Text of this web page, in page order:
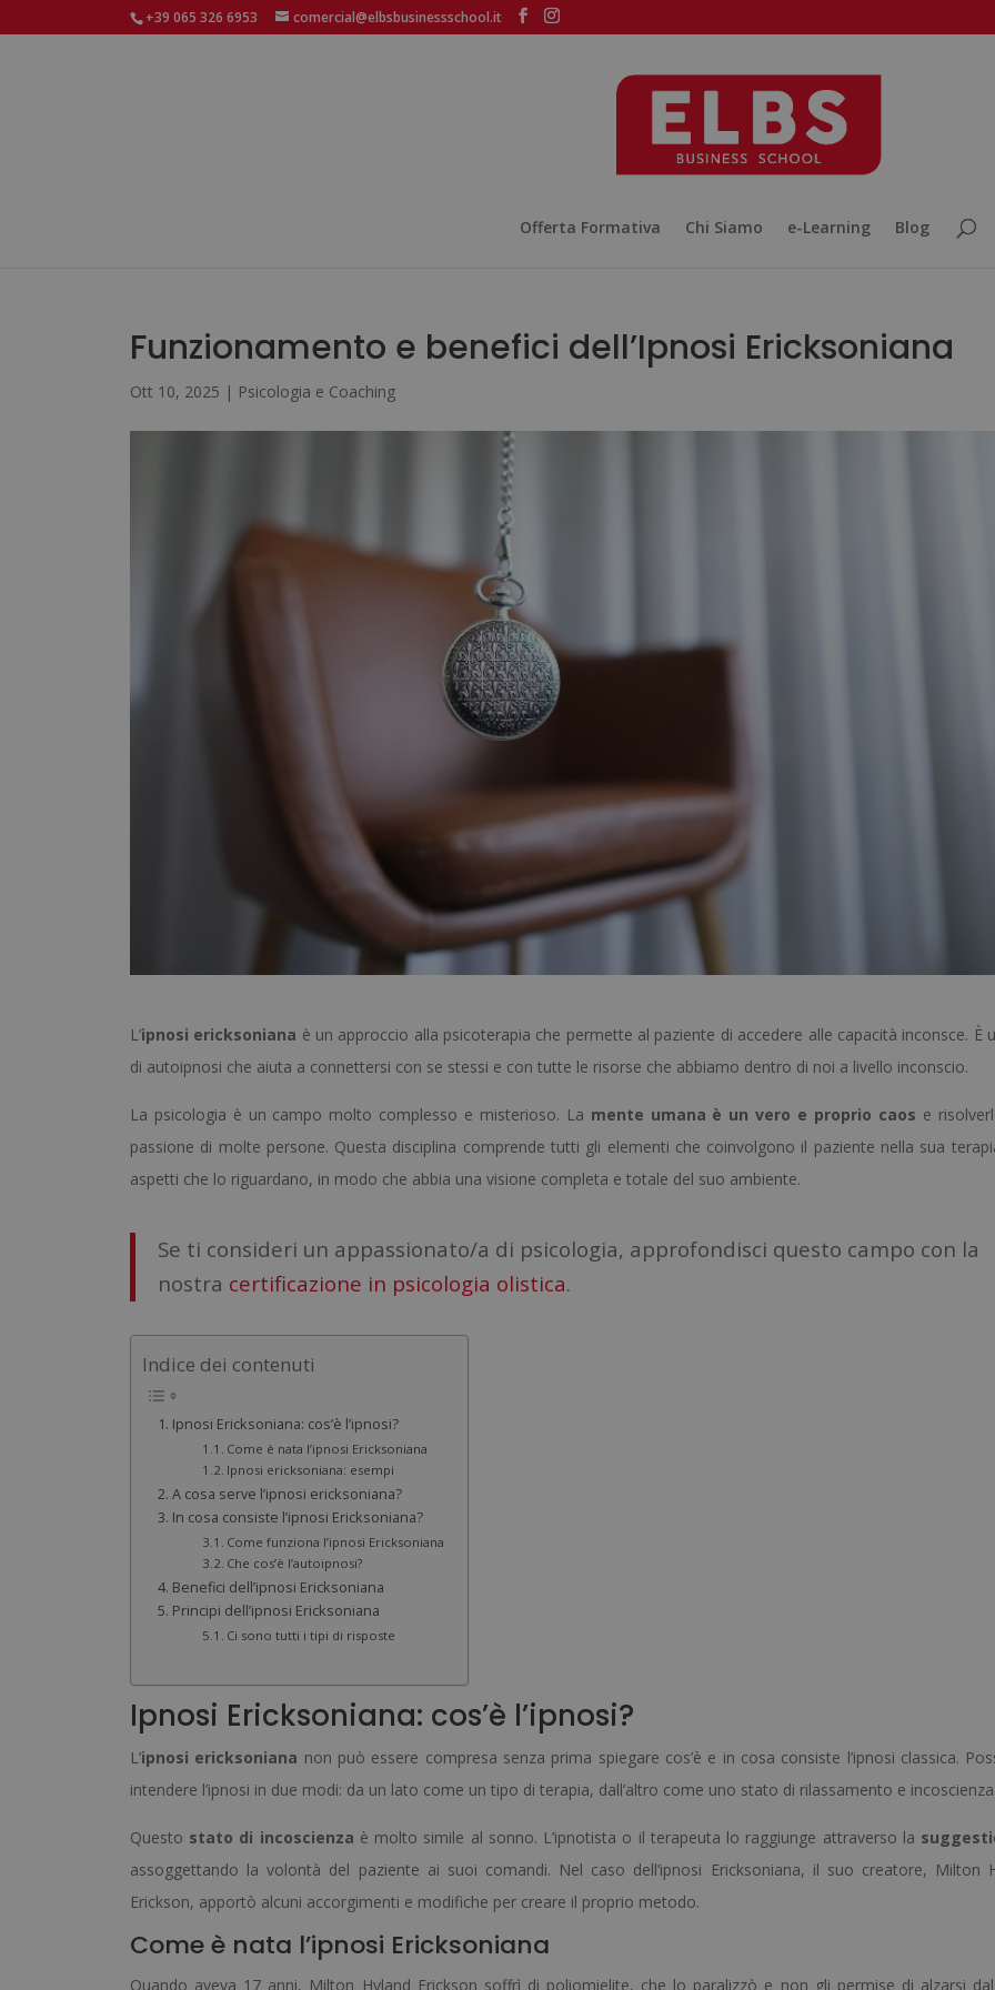
+39 065 326 6953 comercial@elbsbusinessschool.it
Offerta Formativa Chi Siamo e-Learning Blog
Funzionamento e benefici dell’Ipnosi Ericksoniana
Ott 10, 2025 | Psicologia e Coaching
L’ipnosi ericksoniana è un approccio alla psicoterapia che permette al paziente di accedere alle capacità inconsce. È
di autoipnosi che aiuta a connettersi con se stessi e con tutte le risorse che abbiamo dentro di noi a livello inconscio.
La psicologia è un campo molto complesso e misterioso. La mente umana è un vero e proprio caos e
passione di molte persone. Questa disciplina comprende tutti gli elementi che coinvolgono il paziente nella sua
aspetti che lo riguardano, in modo che abbia una visione completa e totale del suo ambiente.
Se ti consideri un appassionato/a di psicologia, approfondisci questo campo con la
nostra certificazione in psicologia olistica.
Indice dei contenuti
Ipnosi Ericksoniana: cos’è l’ipnosi?
Come è nata l’ipnosi Ericksoniana
Ipnosi ericksoniana: esempi
A cosa serve l’ipnosi ericksoniana?
In cosa consiste l’ipnosi Ericksoniana?
Come funziona l’ipnosi Ericksoniana
Che cos’è l’autoipnosi?
Benefici dell’ipnosi Ericksoniana
Principi dell’ipnosi Ericksoniana
Ci sono tutti i tipi di risposte
Ipnosi Ericksoniana: cos’è l’ipnosi?
L’ipnosi ericksoniana non può essere compresa senza prima spiegare cos’è e in cosa consiste l’ipnosi classica.
intendere l’ipnosi in due modi: da un lato come un tipo di terapia, dall’altro come uno stato di rilassamento e incoscienza.
Questo stato di incoscienza è molto simile al sonno. L’ipnotista o il terapeuta lo raggiunge attraverso la
assoggettando la volontà del paziente ai suoi comandi. Nel caso dell’ipnosi Ericksoniana, il suo creatore, Milton
Erickson, apportò alcuni accorgimenti e modifiche per creare il proprio metodo.
Come è nata l’ipnosi Ericksoniana
Quando aveva 17 anni, Milton Hyland Erickson soffrì di poliomielite, che lo paralizzò e non gli permise di alzarsi